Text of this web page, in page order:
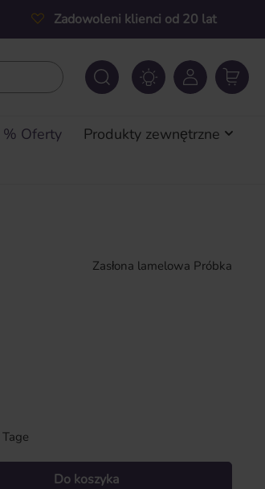
Zadowoleni klienci od 20 lat
% Oferty
Produkty zewnętrzne
Zasłona lamelowa Próbka
lub użyj przycisków, aby zwiększyć lub
Do koszyka